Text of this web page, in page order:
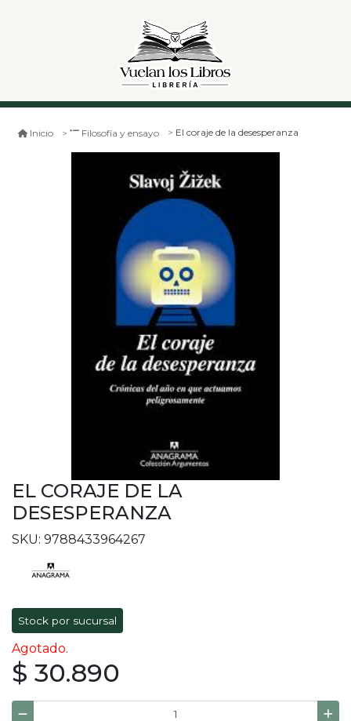
Inicio Filosofía y ensayo El coraje de la desesperanza
EL CORAJE DE LA
DESESPERANZA
SKU: 9788433964267
Stock por sucursal
Agotado.
$ 30.890